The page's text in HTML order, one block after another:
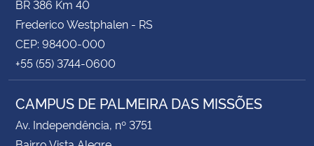
BR 386 Km 40
Frederico Westphalen - RS
CEP: 98400-000
+55 (55) 3744-0600
CAMPUS DE PALMEIRA DAS MISSÕES
Av. Independência, nº 3751